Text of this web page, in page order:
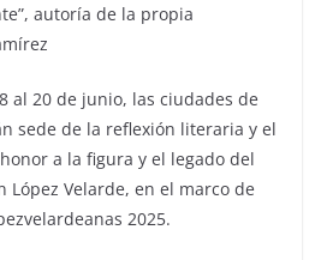
autoría de la propia
al 20 de junio, las ciudades de
sede de la reflexión literaria y el
a la figura y el legado del
López Velarde, en el marco de
2025.